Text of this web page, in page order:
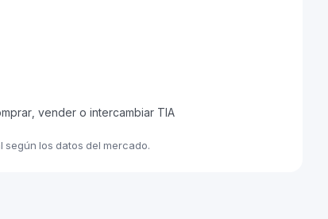
vender o intercambiar TIA
según los datos del mercado.